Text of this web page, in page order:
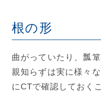
根の形
曲がっていたり、瓢
親知らずは実に様々
にCTで確認しておく